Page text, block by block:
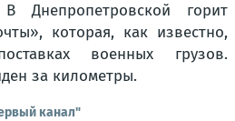
Днепропетровской горит
которая, как известно,
военных грузов.
за километры.
канал"